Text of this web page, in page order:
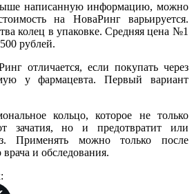
написанную информацию, можно
на НоваРинг варьируется.
колец в упаковке. Средняя цена №1
рублей.
отличается, если покупать через
у фармацевта. Первый вариант
кольцо, которое не только
зачатия, но и предотвратит или
Применять можно только после
и обследования.